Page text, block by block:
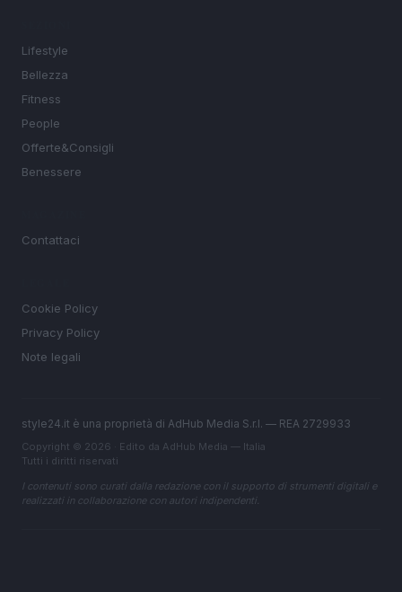
Lifestyle
Bellezza
Fitness
People
Offerte&Consigli
Benessere
Contattaci
Cookie Policy
Privacy Policy
Note legali
style24.it è una proprietà di AdHub Media S.r.l. — REA 2729933
Copyright © 2026 · Edito da AdHub Media — Italia
Tutti i diritti riservati
I contenuti sono curati dalla redazione con il supporto di strumenti digitali e
realizzati in collaborazione con autori indipendenti.